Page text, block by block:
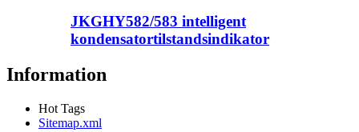
JKGHY582/583 intelligent
kondensatortilstandsindikator
Information
Hot Tags
Sitemap.xml